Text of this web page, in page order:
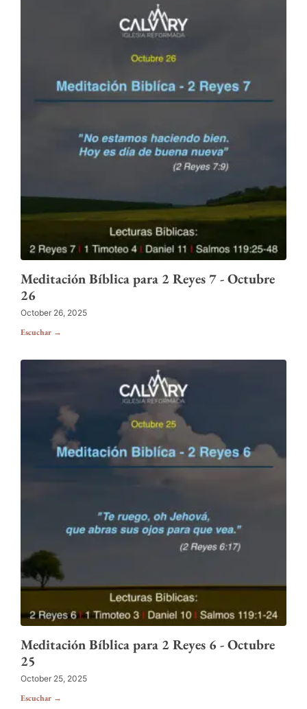
Meditación Bíblica para 2 Reyes 7 - Octubre
26
October 26, 2025
Escuchar →
Meditación Bíblica para 2 Reyes 6 - Octubre
25
October 25, 2025
Escuchar →